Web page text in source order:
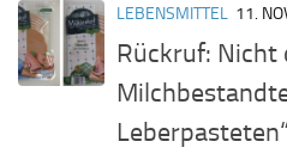
LEBENSMITTEL 11.
Rückruf: Nicht